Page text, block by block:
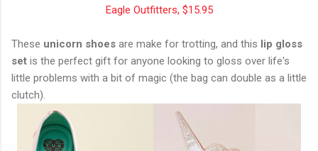
Eagle Outfitters, $15.95
These unicorn shoes are make for trotting, and this lip gloss
set is the perfect gift for anyone looking to gloss over life's
little problems with a bit of magic (the bag can double as a little
clutch).